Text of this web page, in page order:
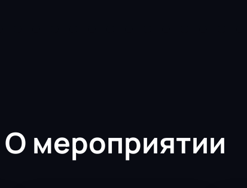
О мероприятии